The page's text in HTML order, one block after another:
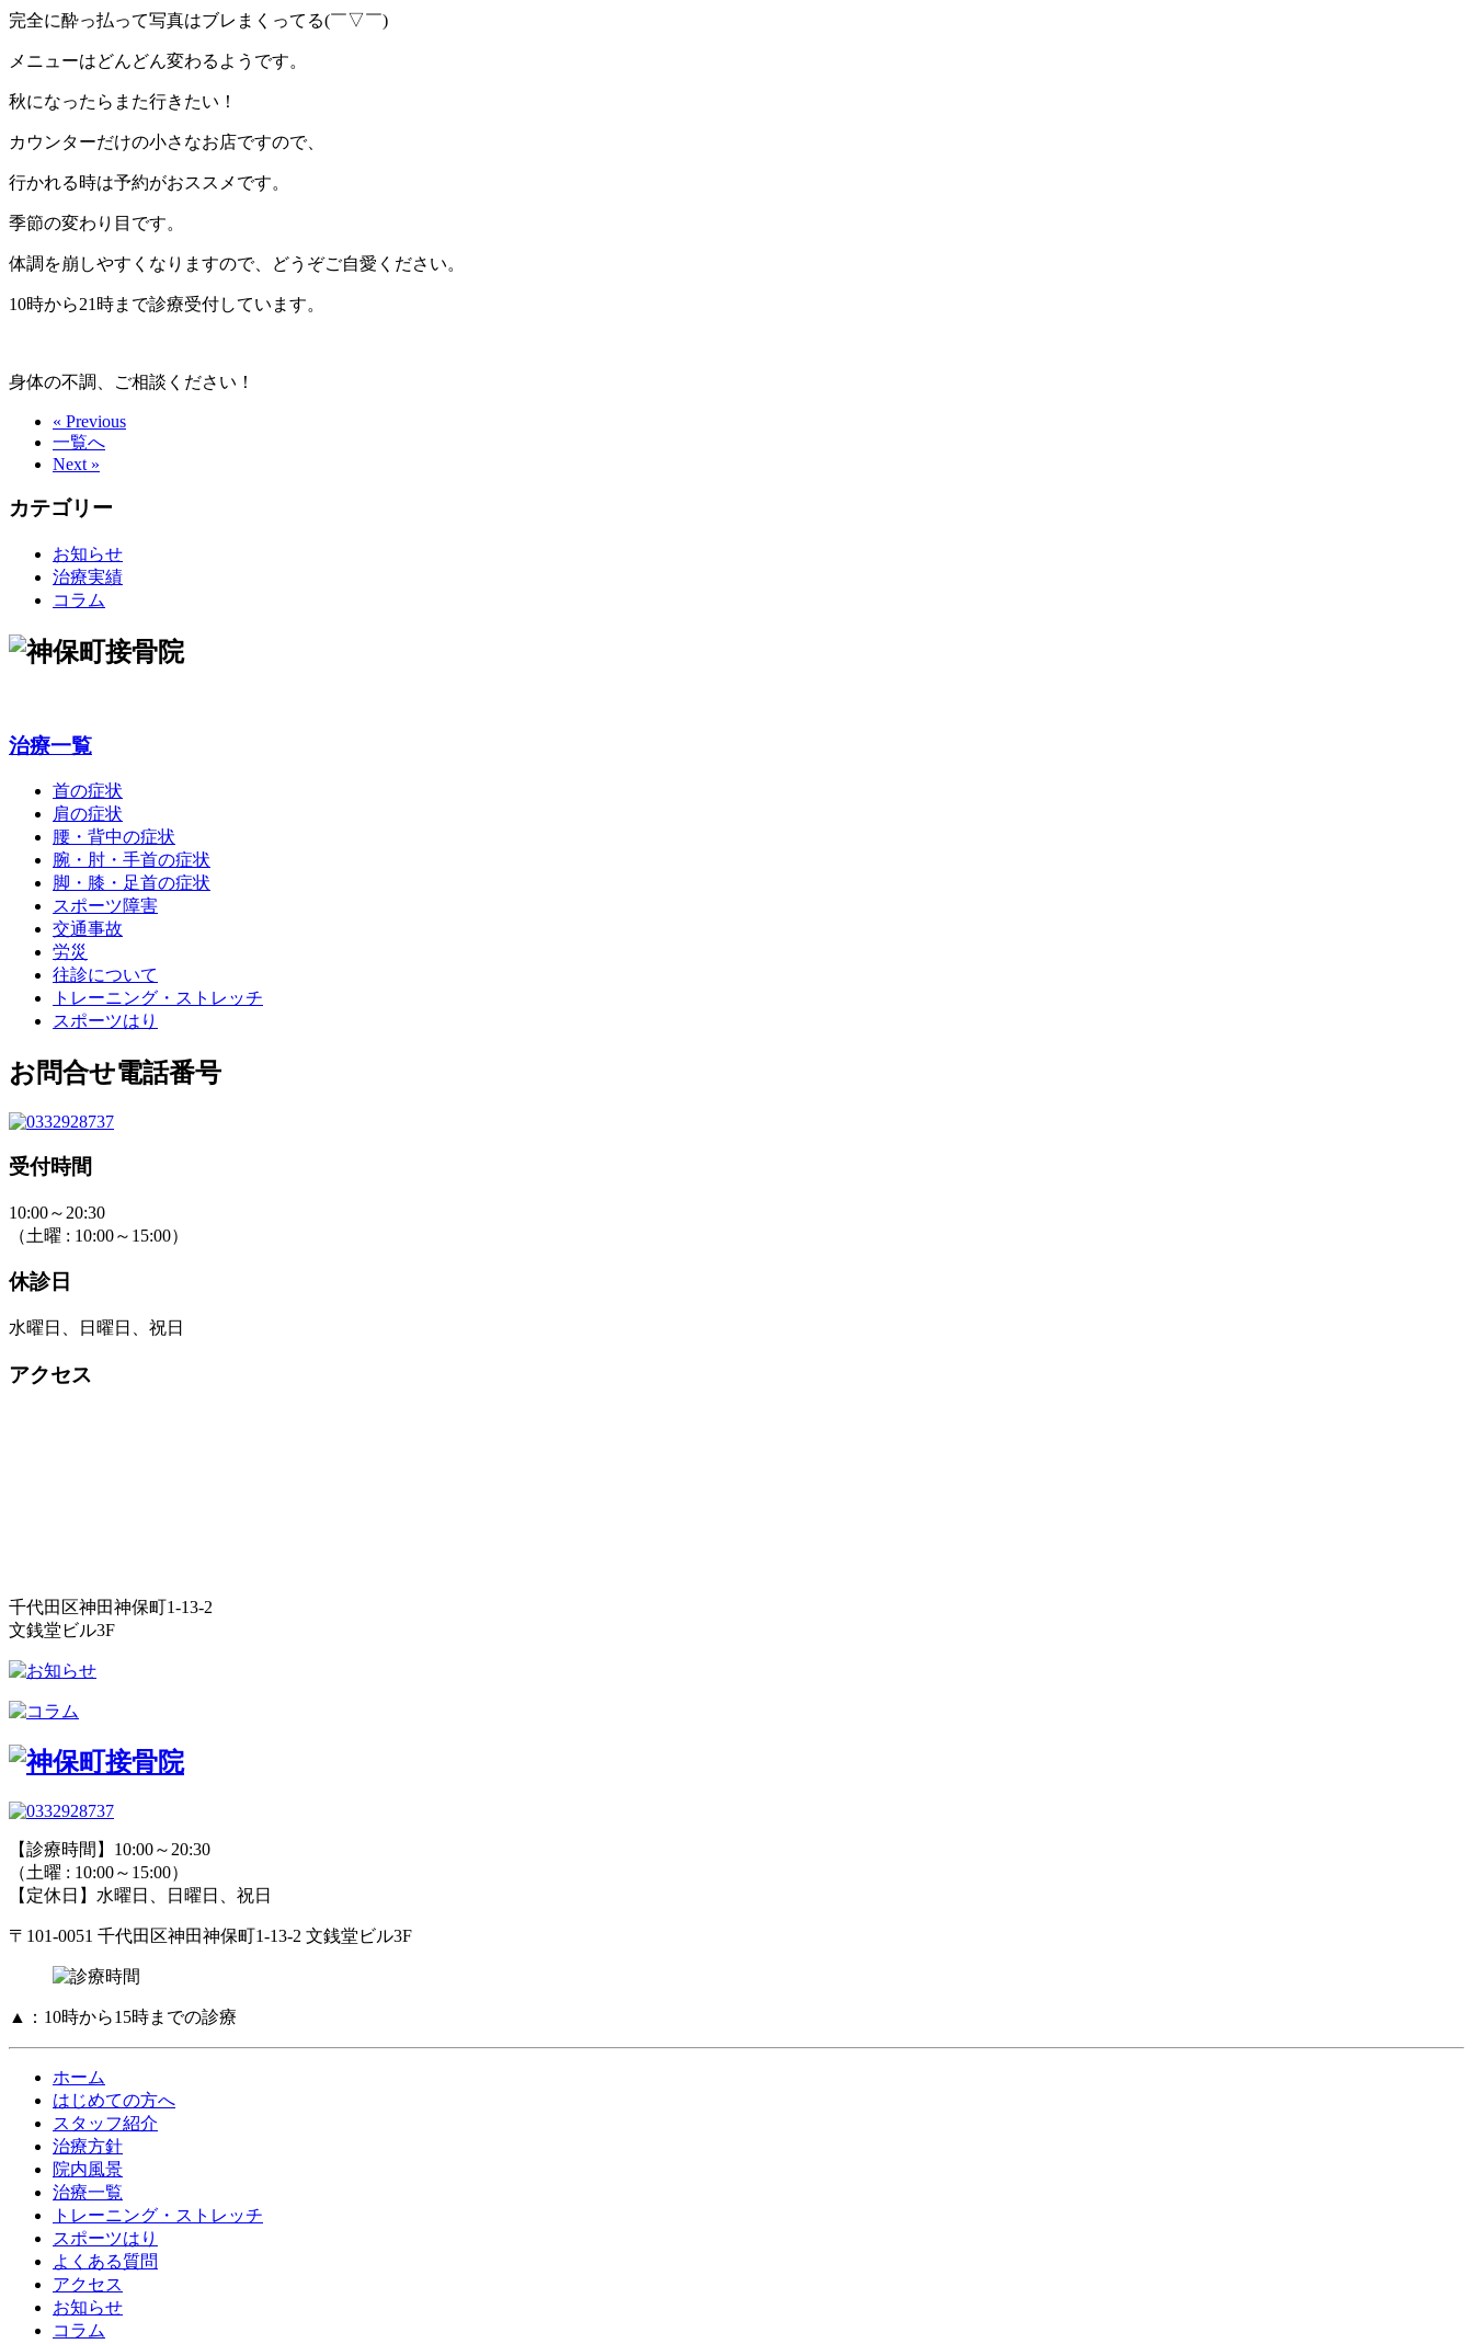
完全に酔っ払って写真はブレまくってる(￣▽￣)
メニューはどんどん変わるようです。
秋になったらまた行きたい！
カウンターだけの小さなお店ですので、
行かれる時は予約がおススメです。
季節の変わり目です。
体調を崩しやすくなりますので、どうぞご自愛ください。
10時から21時まで診療受付しています。
身体の不調、ご相談ください！
« Previous
一覧へ
Next »
カテゴリー
お知らせ
治療実績
コラム
治療一覧
首の症状
肩の症状
腰・背中の症状
腕・肘・手首の症状
脚・膝・足首の症状
スポーツ障害
交通事故
労災
往診について
トレーニング・ストレッチ
スポーツはり
お問合せ電話番号
受付時間
10:00～20:30
（土曜 : 10:00～15:00）
休診日
水曜日、日曜日、祝日
アクセス
千代田区神田神保町1-13-2
文銭堂ビル3F
【診療時間】10:00～20:30
（土曜 : 10:00～15:00）
【定休日】水曜日、日曜日、祝日
〒101-0051 千代田区神田神保町1-13-2 文銭堂ビル3F
▲：10時から15時までの診療
ホーム
はじめての方へ
スタッフ紹介
治療方針
院内風景
治療一覧
トレーニング・ストレッチ
スポーツはり
よくある質問
アクセス
お知らせ
コラム